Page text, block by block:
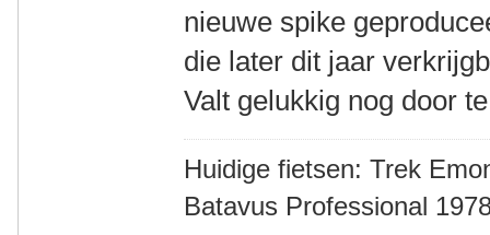
nieuwe spike
die later dit jaar
Valt gelukkig nog door
Huidige fietsen: Trek
Batavus Professional